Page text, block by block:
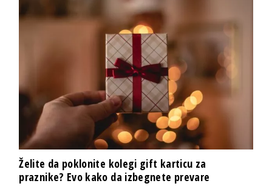
Želite da poklonite kolegi gift karticu za
praznike? Evo kako da izbegnete prevare